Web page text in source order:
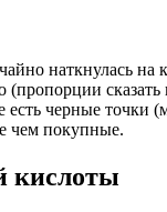
наткнулась
черные
чем покупные.
кислоты